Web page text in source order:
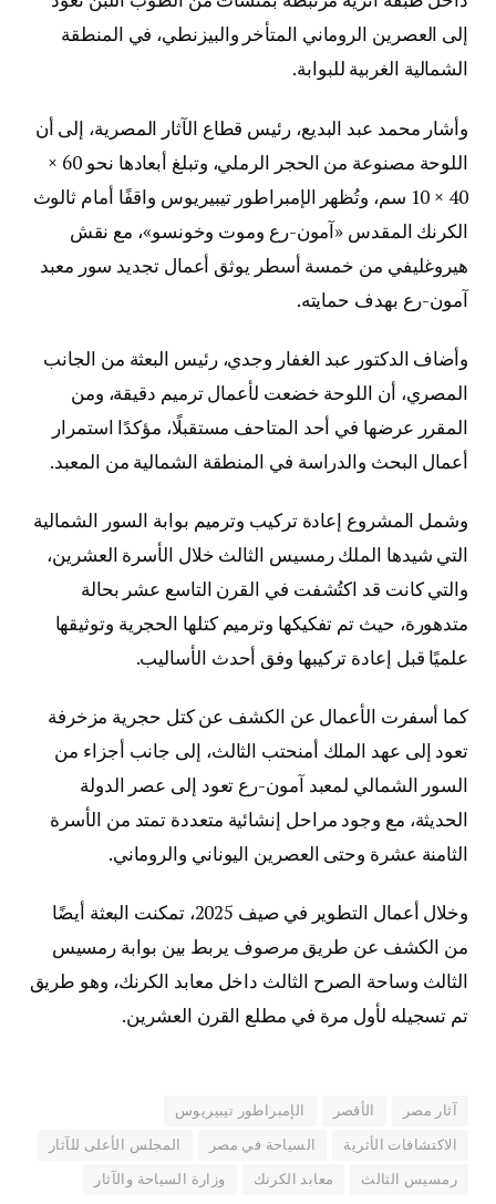
إلى العصرين الروماني المتأخر والبيزنطي، في المنطقة
الشمالية الغربية للبوابة.
وأشار محمد عبد البديع، رئيس قطاع الآثار المصرية، إلى أن
اللوحة مصنوعة من الحجر الرملي، وتبلغ أبعادها نحو 60 ×
40 × 10 سم، وتُظهر الإمبراطور تيبيريوس واقفًا أمام ثالوث
الكرنك المقدس «آمون-رع وموت وخونسو»، مع نقش
هيروغليفي من خمسة أسطر يوثق أعمال تجديد سور معبد
آمون-رع بهدف حمايته.
وأضاف الدكتور عبد الغفار وجدي، رئيس البعثة من الجانب
المصري، أن اللوحة خضعت لأعمال ترميم دقيقة، ومن
المقرر عرضها في أحد المتاحف مستقبلًا، مؤكدًا استمرار
أعمال البحث والدراسة في المنطقة الشمالية من المعبد.
وشمل المشروع إعادة تركيب وترميم بوابة السور الشمالية
التي شيدها الملك رمسيس الثالث خلال الأسرة العشرين،
والتي كانت قد اكتُشفت في القرن التاسع عشر بحالة
متدهورة، حيث تم تفكيكها وترميم كتلها الحجرية وتوثيقها
علميًا قبل إعادة تركيبها وفق أحدث الأساليب.
كما أسفرت الأعمال عن الكشف عن كتل حجرية مزخرفة
تعود إلى عهد الملك أمنحتب الثالث، إلى جانب أجزاء من
السور الشمالي لمعبد آمون-رع تعود إلى عصر الدولة
الحديثة، مع وجود مراحل إنشائية متعددة تمتد من الأسرة
الثامنة عشرة وحتى العصرين اليوناني والروماني.
وخلال أعمال التطوير في صيف 2025، تمكنت البعثة أيضًا
من الكشف عن طريق مرصوف يربط بين بوابة رمسيس
الثالث وساحة الصرح الثالث داخل معابد الكرنك، وهو طريق
تم تسجيله لأول مرة في مطلع القرن العشرين.
آثار مصر الأقصر الإمبراطور تيبيريوس
الاكتشافات الأثرية السياحة في مصر المجلس الأعلى للآثار
رمسيس الثالث معابد الكرنك وزارة السياحة والآثار